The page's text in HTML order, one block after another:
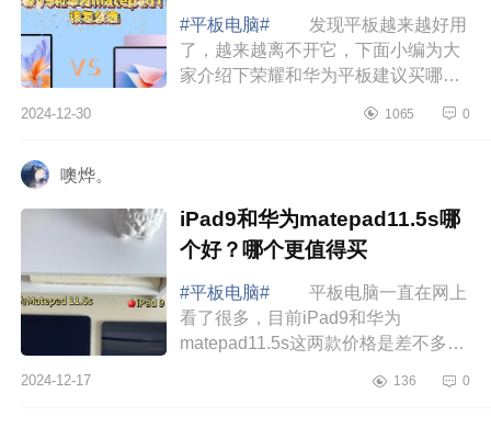
哪个好
#平板电脑#
发现平板越来越好用
了，越来越离不开它，下面小编为大
家介绍下荣耀和华为平板建议买哪
哪个好 荣耀平板v9和华为
2024-12-30 1065 0
噢烨。
iPad9和华为matepad11.5s哪
个好？哪个更值得买
#平板电脑#
平板电脑一直在网上
看了很多，目前iPad9和华为
matepad11.5s这两款价格是差不多
在居然没货了，下面小编为大家介绍
2024-12-17 136 0